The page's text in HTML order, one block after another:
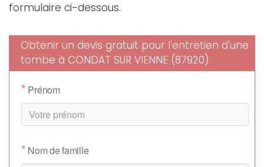
formulaire ci-dessous.
Obtenir un devis gratuit pour l'entretien d'une
tombe à CONDAT SUR VIENNE (87920)
* Prénom
* Nom de famille